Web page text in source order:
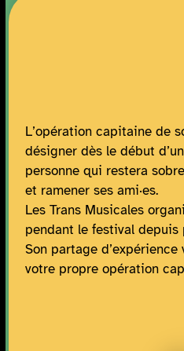
L’opération capitaine de
désigner dès le début
personne qui restera
et ramener ses ami·es.
Les Trans Musicales
pendant le festival depuis
Son partage
votre propre opération